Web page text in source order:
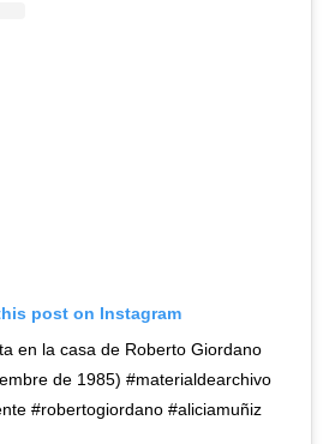
post on Instagram
en la casa de Roberto Giordano
de 1985) #materialdearchivo
#robertogiordano #aliciamuñiz